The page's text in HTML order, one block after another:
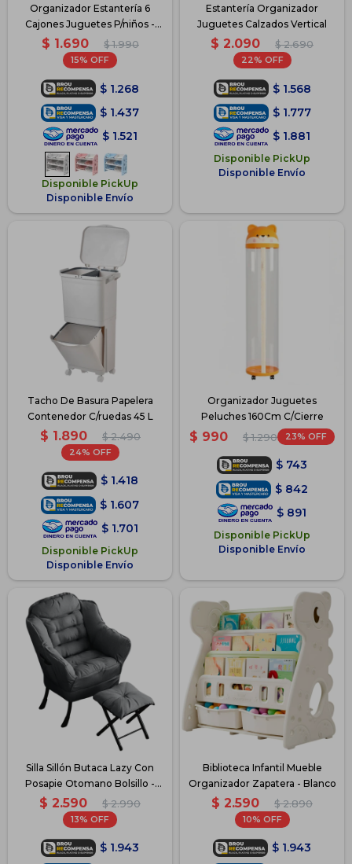
Organizador Estantería 6
Cajones Juguetes P/niños -
Gris
$ 1.690 $ 1.990
15
$ 1.268
$ 1.437
$ 1.521
Disponible PickUp
Disponible Envío
Estantería Organizador
Juguetes Calzados Vertical
$ 2.090 $ 2.690
22
$ 1.568
$ 1.777
$ 1.881
Disponible PickUp
Disponible Envío
Tacho De Basura Papelera
Contenedor C/ruedas 45 L
$ 1.890 $ 2.490
24
$ 1.418
$ 1.607
$ 1.701
Disponible PickUp
Disponible Envío
Organizador Juguetes
Peluches 160Cm C/Cierre
$ 990 $ 1.290 23
$ 743
$ 842
$ 891
Disponible PickUp
Disponible Envío
Silla Sillón Butaca Lazy Con
Posapie Otomano Bolsillo -
Gris
$ 2.590 $ 2.990
13
$ 1.943
Biblioteca Infantil Mueble
Organizador Zapatera - Blanco
$ 2.590 $ 2.890
10
$ 1.943